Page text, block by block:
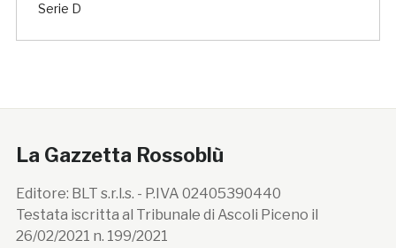
Serie D
La Gazzetta Rossoblù
Editore: BLT s.r.l.s. - P.IVA 02405390440
Testata iscritta al Tribunale di Ascoli Piceno il
26/02/2021 n. 199/2021